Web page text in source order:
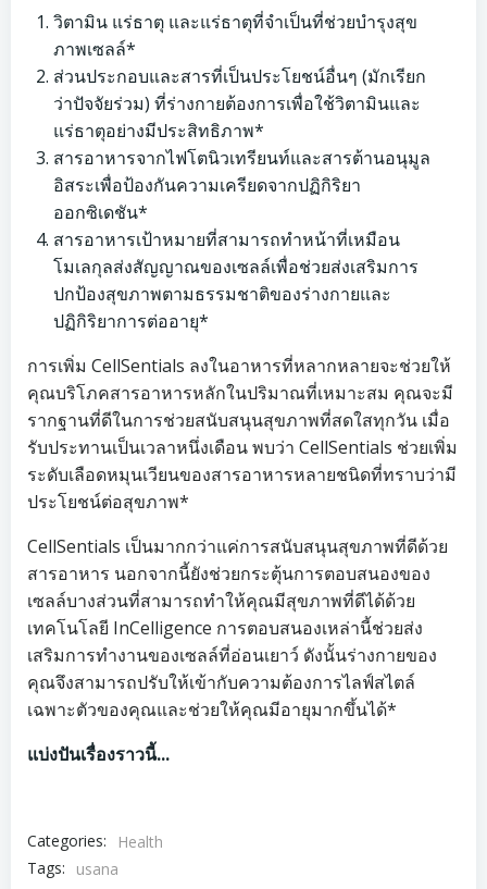
วิตามิน แร่ธาตุ และแร่ธาตุที่จำเป็นที่ช่วยบำรุงสุข
ภาพเซลล์*
ส่วนประกอบและสารที่เป็นประโยชน์อื่นๆ (มักเรียก
ว่าปัจจัยร่วม) ที่ร่างกายต้องการเพื่อใช้วิตามินและ
แร่ธาตุอย่างมีประสิทธิภาพ*
สารอาหารจากไฟโตนิวเทรียนท์และสารต้านอนุมูล
อิสระเพื่อป้องกันความเครียดจากปฏิกิริยา
ออกซิเดชัน*
สารอาหารเป้าหมายที่สามารถทำหน้าที่เหมือน
โมเลกุลส่งสัญญาณของเซลล์เพื่อช่วยส่งเสริมการ
ปกป้องสุขภาพตามธรรมชาติของร่างกายและ
ปฏิกิริยาการต่ออายุ*
การเพิ่ม CellSentials ลงในอาหารที่หลากหลายจะช่วยให้
คุณบริโภคสารอาหารหลักในปริมาณที่เหมาะสม คุณจะมี
รากฐานที่ดีในการช่วยสนับสนุนสุขภาพที่สดใสทุกวัน เมื่อ
รับประทานเป็นเวลาหนึ่งเดือน พบว่า CellSentials ช่วยเพิ่ม
ระดับเลือดหมุนเวียนของสารอาหารหลายชนิดที่ทราบว่ามี
ประโยชน์ต่อสุขภาพ*
CellSentials เป็นมากกว่าแค่การสนับสนุนสุขภาพที่ดีด้วย
สารอาหาร นอกจากนี้ยังช่วยกระตุ้นการตอบสนองของ
เซลล์บางส่วนที่สามารถทำให้คุณมีสุขภาพที่ดีได้ด้วย
เทคโนโลยี InCelligence การตอบสนองเหล่านี้ช่วยส่ง
เสริมการทำงานของเซลล์ที่อ่อนเยาว์ ดังนั้นร่างกายของ
คุณจึงสามารถปรับให้เข้ากับความต้องการไลฟ์สไตล์
เฉพาะตัวของคุณและช่วยให้คุณมีอายุมากขึ้นได้*
แบ่งปันเรื่องราวนี้...
Categories:
Health
Tags:
usana